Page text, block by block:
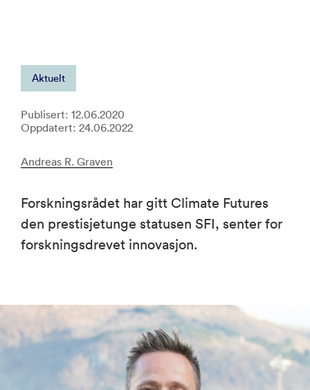
Aktuelt
Publisert: 12.06.2020
Oppdatert: 24.06.2022
Andreas R. Graven
Forskningsrådet har gitt Climate Futures
den prestisjetunge statusen SFI, senter for
forskningsdrevet innovasjon.